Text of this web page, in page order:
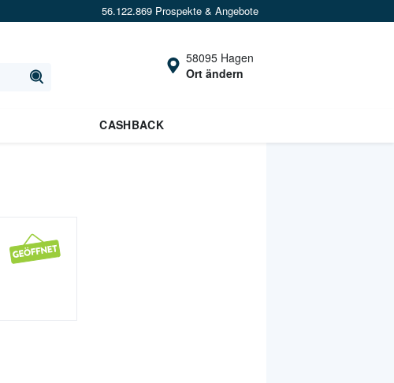
56.122.869 Prospekte & Angebote
58095 Hagen
Ort ändern
CASHBACK